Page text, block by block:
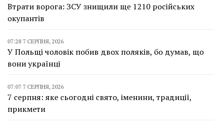
Втрати ворога: ЗСУ знищили ще 1210 російських
окупантів
07:28 7 СЕРПНЯ, 2026
У Польщі чоловік побив двох поляків, бо думав, що
вони українці
07:07 7 СЕРПНЯ, 2026
7 серпня: яке сьогодні свято, іменини, традиції,
прикмети